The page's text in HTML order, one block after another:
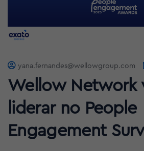
yana.fernandes@wellowgroup.com
Wellow Network
liderar no People
Engagement